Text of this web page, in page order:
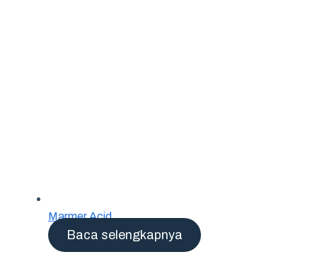
Marmer Acid
Baca selengkapnya